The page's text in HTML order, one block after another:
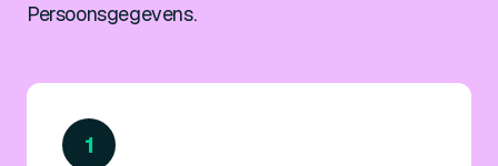
Persoonsgegevens.
1